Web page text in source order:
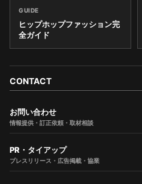
GUIDE
ヒップホップファッション完
全ガイド
CONTACT
お問い合わせ
情報提供・訂正依頼・取材相談
PR・タイアップ
プレスリリース・広告掲載・協業